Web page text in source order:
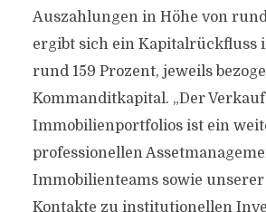
Auszahlungen in Höhe von
ergibt sich ein Kapitalrückfluss
rund 159 Prozent, jeweils
Kommanditkapital. „Der Verkauf
Immobilienportfolios ist ein
professionellen
Immobilienteams sowie
Kontakte zu institutionellen